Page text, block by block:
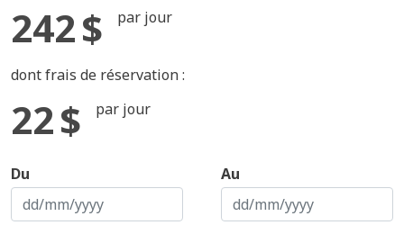
242 $ par jour
dont frais de réservation :
22 $ par jour
Du Au